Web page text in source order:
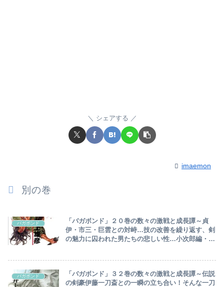
シェアする
imaemon
別の巻
バガボンド
「バガボンド」２０巻の数々の激戦と成長譚～貞
伊・市三・巨雲との対峙…技の改善を繰り返す、剣
の魅力に囚われた男たちの悲しい性…小次郎編・
バガボンド
「バガボンド」３２巻の数々の激戦と成長譚～伝説
の剣豪伊藤一刀斎との一瞬の立ち合い！そんな一刀